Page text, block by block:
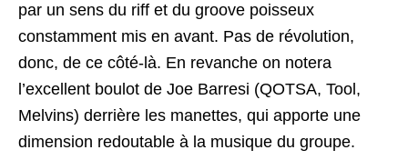
par un sens du riff et du groove poisseux
constamment mis en avant. Pas de révolution,
donc, de ce côté-là. En revanche on notera
l’excellent boulot de Joe Barresi (QOTSA, Tool,
Melvins) derrière les manettes, qui apporte une
dimension redoutable à la musique du groupe.